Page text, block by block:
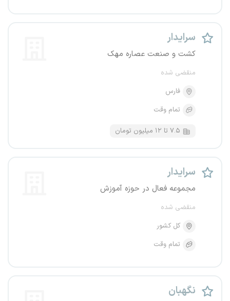
سرایدار
کشت و صنعت عصاره مهک
منقضی شده
فارس
تمام وقت
۷.۵ تا ۱۲ میلیون تومان
سرایدار
مجموعه فعال در حوزه آموزش
منقضی شده
کل کشور
تمام وقت
نگهبان